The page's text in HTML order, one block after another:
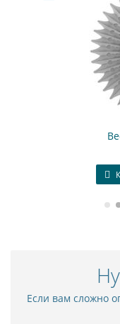
Если вам сложно